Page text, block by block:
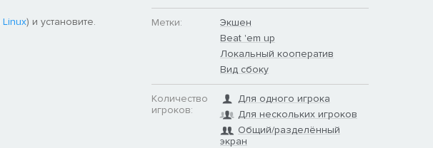
Linux) и установите.
Метки:
Экшен
Beat 'em up
Локальный кооператив
Вид сбоку
Количество
игроков:
Для одного игрока
Для нескольких игроков
Общий/разделённый
экран